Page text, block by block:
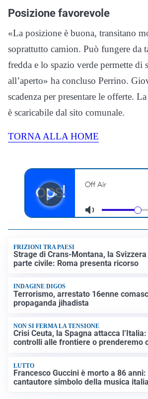
Posizione favorevole
«La posizione è buona, transitano
soprattutto camion. Può fungere da
fredda e lo spazio verde permette di
all’aperto» ha concluso Perrino.
scadenza per presentare le offerte.
è scaricabile dal sito comunale.
TORNA ALLA HOME
FRIZIONI TRA PAESI
Strage di Crans-Montana, la
parte civile: Roma presenta ricorso
INDAGINE DIGOS
Terrorismo, arrestato 16enne
propaganda jihadista
NON SI FERMA LA TENSIONE
Crisi Ceuta, la Spagna attacca l’Italia:
controlli alle frontiere o prenderemo
LUTTO
Francesco Guccini è morto a 86
cantautore simbolo della musica